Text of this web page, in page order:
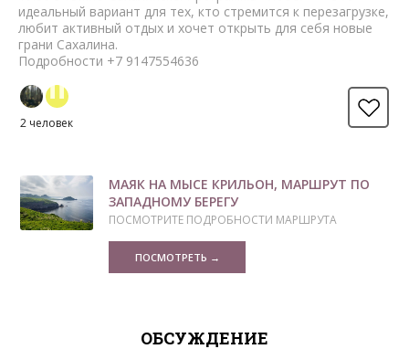
идеальный вариант для тех, кто стремится к перезагрузке,
любит активный отдых и хочет открыть для себя новые
грани Сахалина.
Подробности +7 9147554636
2 человек
МАЯК НА МЫСЕ КРИЛЬОН, МАРШРУТ ПО
ЗАПАДНОМУ БЕРЕГУ
ПОСМОТРИТЕ ПОДРОБНОСТИ МАРШРУТА
ПОСМОТРЕТЬ →
ОБСУЖДЕНИЕ